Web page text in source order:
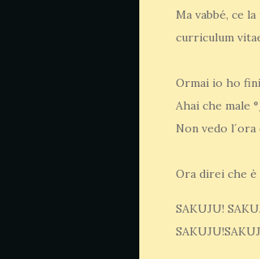
Ma vabbé, ce
curriculum
Ormai io ho
Ahai che male
Non vedo
Ora direi che
SAKUJU!